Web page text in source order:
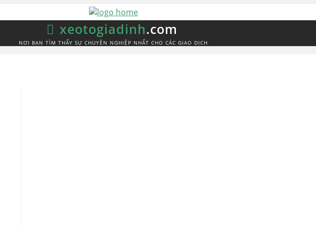
xeotogiadinh.com
NƠI BẠN TÌM THẤY SỰ CHUYÊN NGHIỆP NHẤT CHO CÁC GIAO DỊCH